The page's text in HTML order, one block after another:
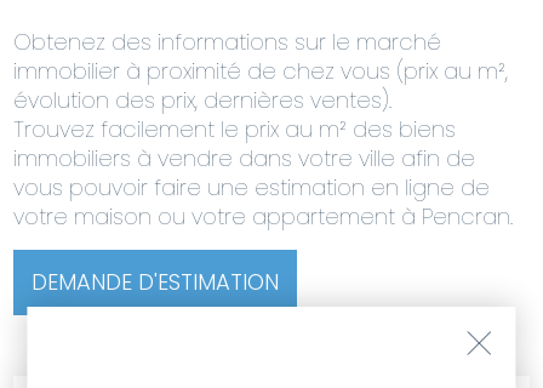
Obtenez des informations sur le marché
immobilier à proximité de chez vous (prix au m²,
évolution des prix, dernières ventes).
Trouvez facilement le prix au m² des biens
immobiliers à vendre dans votre ville afin de
vous pouvoir faire une estimation en ligne de
votre maison ou votre appartement à Pencran.
DEMANDE D'ESTIMATION